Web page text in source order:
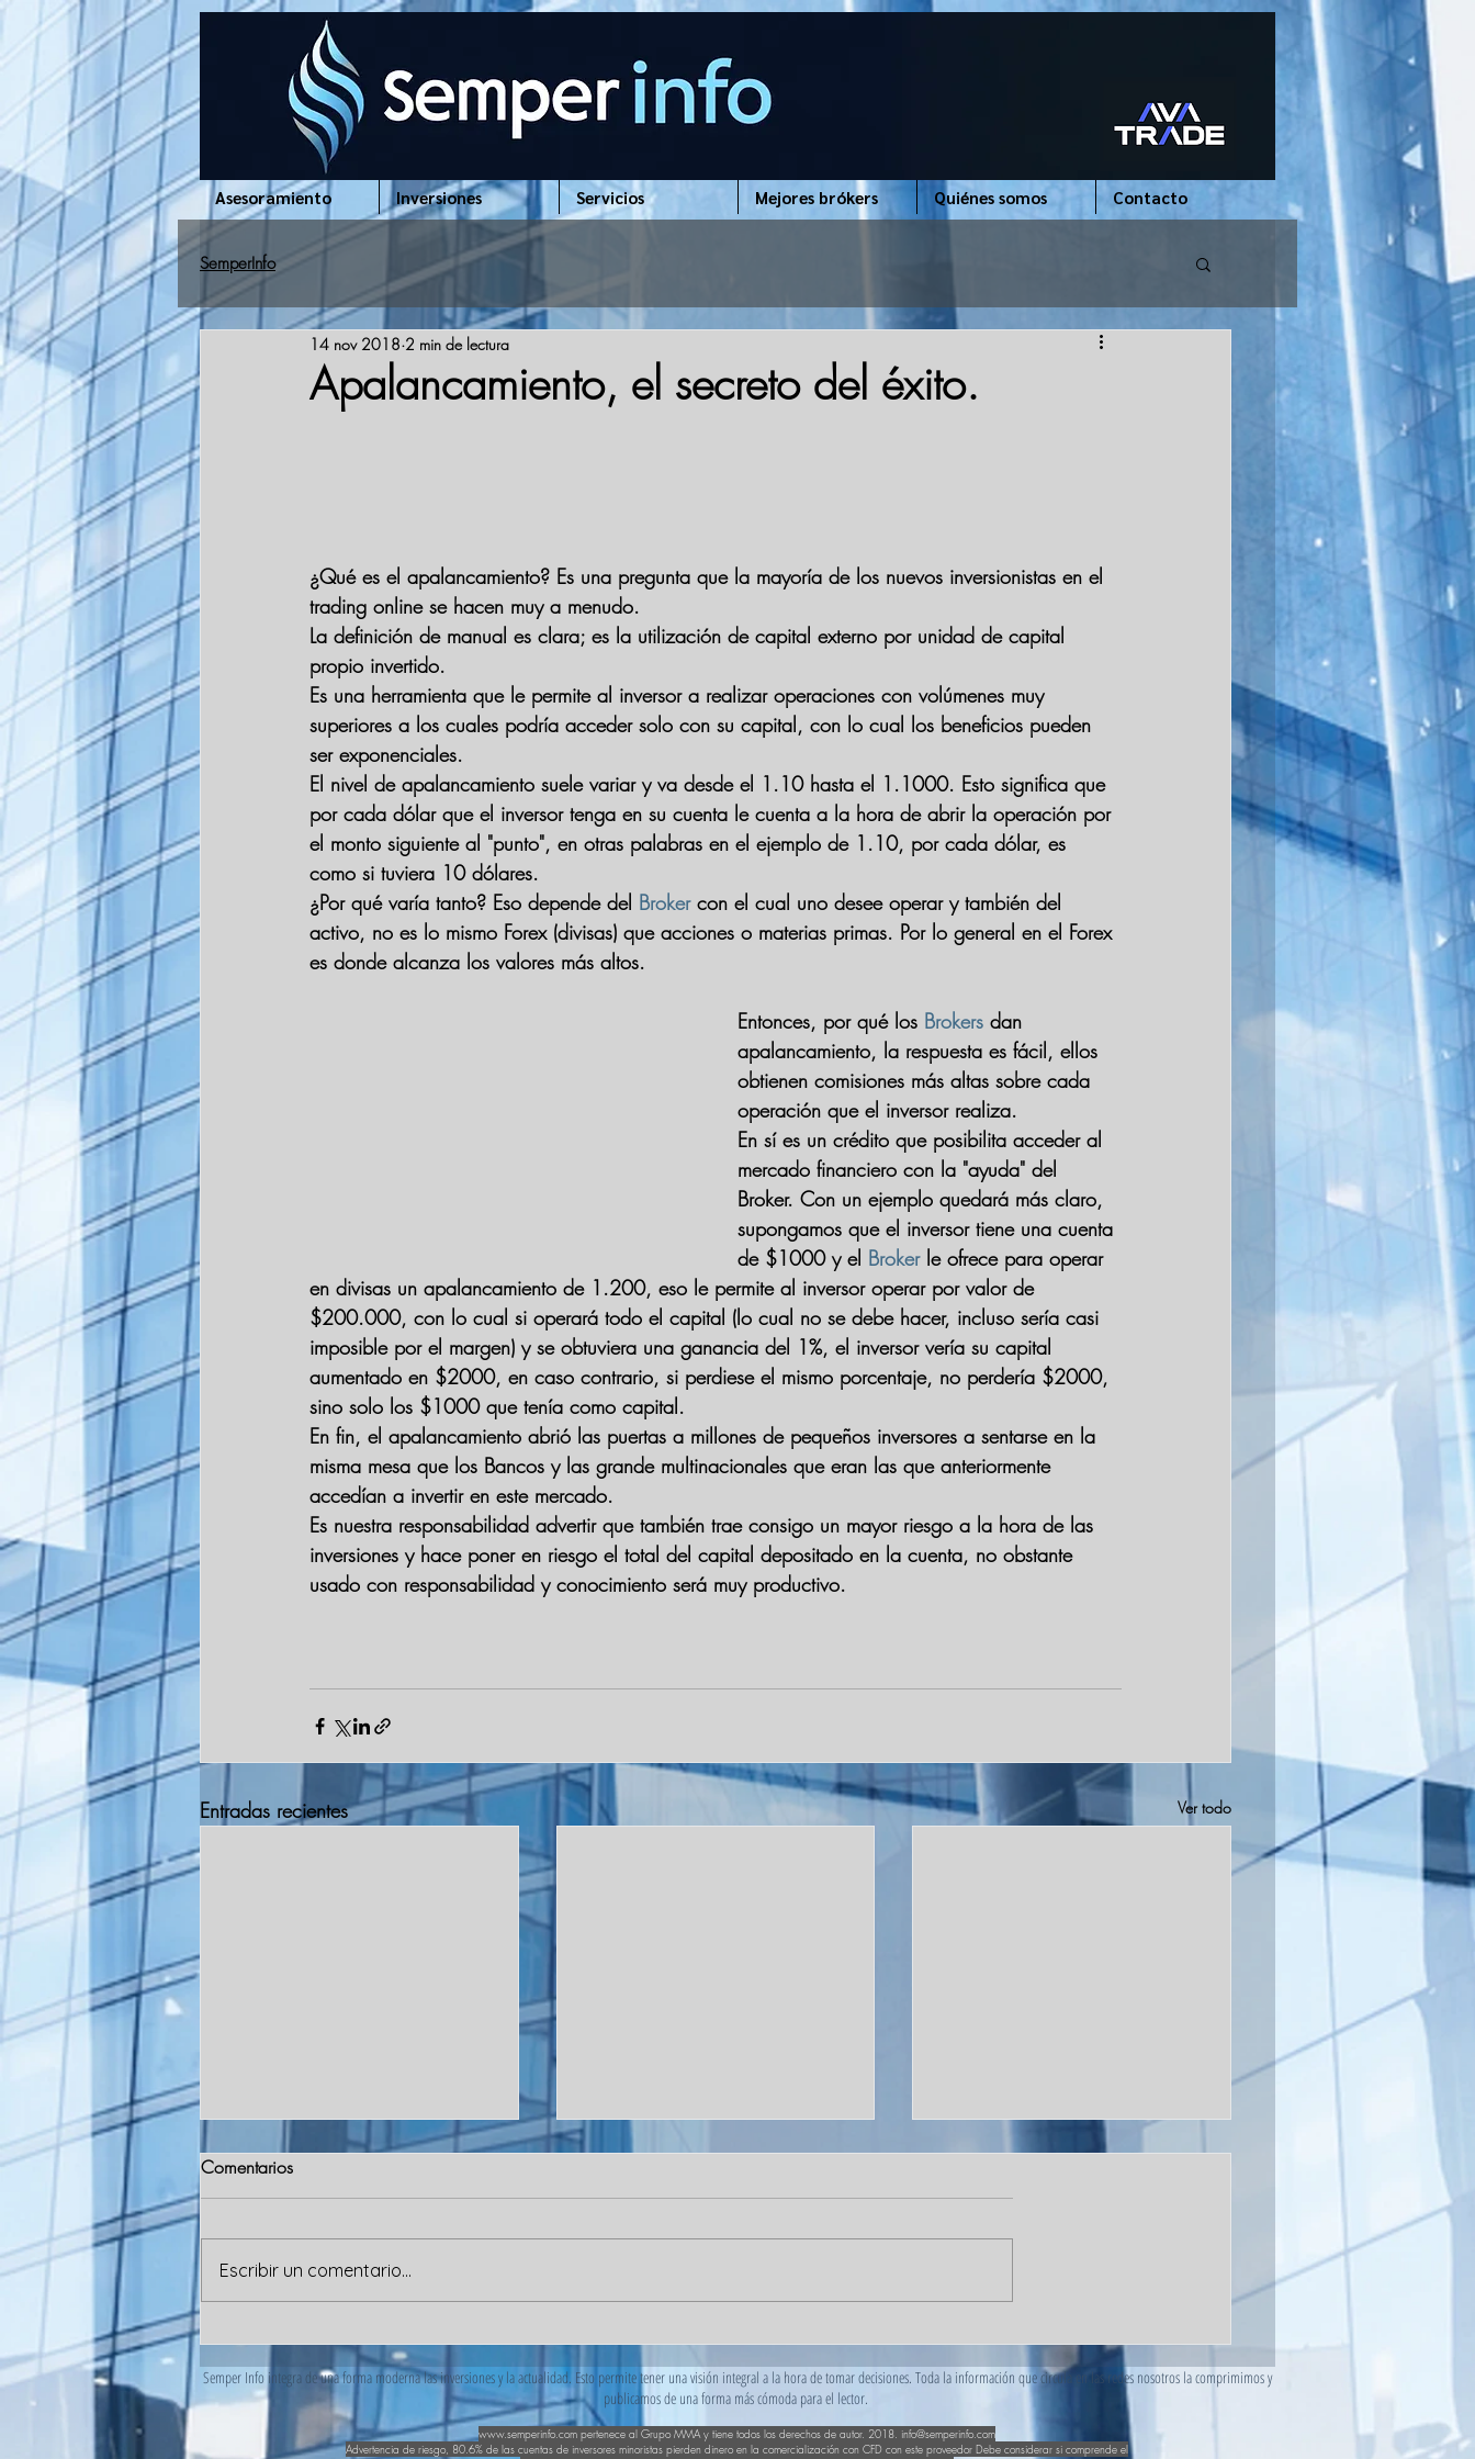
www.semperinfo.com
Asesoramiento Inversiones Servicios Mejores brókers Quiénes somos Contacto
SemperInfo
Apalancamiento, el secreto del éxito.
14 nov 2018 2 min de lectura
¿Qué es el apalancamiento? Es una pregunta que la mayoría de los nuevos inversionistas en el
trading online se hacen muy a menudo.
La definición de manual es clara; es la utilización de capital externo por unidad de capital
propio invertido.
Es una herramienta que le permite al inversor a realizar operaciones con volúmenes muy
superiores a los cuales podría acceder solo con su capital, con lo cual los beneficios pueden
ser exponenciales.
El nivel de apalancamiento suele variar y va desde el 1.10 hasta el 1.1000. Esto significa que
por cada dólar que el inversor tenga en su cuenta le cuenta a la hora de abrir la operación por
el monto siguiente al "punto", en otras palabras en el ejemplo de 1.10, por cada dólar, es
como si tuviera 10 dólares.
¿Por qué varía tanto? Eso depende del Broker con el cual uno desee operar y también del
activo, no es lo mismo Forex (divisas) que acciones o materias primas. Por lo general en el Forex
es donde alcanza los valores más altos.
Entonces, por qué los Brokers dan
apalancamiento, la respuesta es fácil, ellos
obtienen comisiones más altas sobre cada
operación que el inversor realiza.
En sí es un crédito que posibilita acceder al
mercado financiero con la "ayuda" del
Broker. Con un ejemplo quedará más claro,
supongamos que el inversor tiene una cuenta
de $1000 y el Broker le ofrece para operar
en divisas un apalancamiento de 1.200, eso le permite al inversor operar por valor de
$200.000, con lo cual si operará todo el capital (lo cual no se debe hacer, incluso sería casi
imposible por el margen) y se obtuviera una ganancia del 1%, el inversor vería su capital
aumentado en $2000, en caso contrario, si perdiese el mismo porcentaje, no perdería $2000,
sino solo los $1000 que tenía como capital.
En fin, el apalancamiento abrió las puertas a millones de pequeños inversores a sentarse en la
misma mesa que los Bancos y las grande multinacionales que eran las que anteriormente
accedían a invertir en este mercado.
Es nuestra responsabilidad advertir que también trae consigo un mayor riesgo a la hora de las
inversiones y hace poner en riesgo el total del capital depositado en la cuenta, no obstante
usado con responsabilidad y conocimiento será muy productivo.
Entradas recientes Ver todo
por primera vez y sube más de
300% en lo que va del año.
que JP Morgan financia el
nuevo torneo europeo de
fútbol.
USD 52.000 liquidando casi
USD 10.000 millones.
Comentarios
Escribir un comentario...
Semper Info integra de una forma moderna las inversiones y la actualidad. Esto permite tener una visión integral a la hora de tomar decisiones. Toda la información que circula en las redes nosotros la comprimimos y
publicamos de una forma más cómoda para el lector.
www.semperinfo.com pertenece al Grupo MMA y tiene todos los derechos de autor. 2018. info@semperinfo.com
Advertencia de riesgo, 80.6% de las cuentas de inversores minoristas pierden dinero en la comercialización con CFD con este proveedor Debe considerar si comprende el